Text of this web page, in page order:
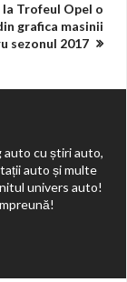
Trofeul Opel o
grafica masinii
sezonul 2017
cu știri auto,
auto și multe
univers auto!